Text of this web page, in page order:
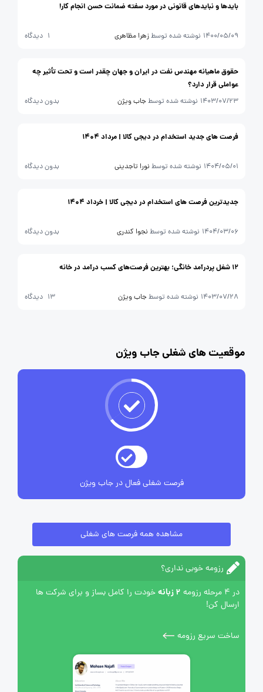
بایدها و نباید‌های قانونی در مورد سفته ضمانت حسن انجام کار!
1400/05/09 نوشته شده توسطزهرا مظاهری 1 دیدگاه
حقوق ماهیانه مهندس نفت در ایران و جهان چقدر است و تحت تأثیر چه
عواملی قرار دارد؟
1403/07/23 نوشته شده توسط جاب ویژن بدون دیدگاه
فرصت های جدید استخدام در دیجی کالا | مرداد 1404
1404/05/01 نوشته شده توسط نورا تاجدینی بدون دیدگاه
جدیدترین فرصت های استخدام در دیجی کالا | خرداد 1404
1404/03/06 نوشته شده توسط نجوا کندری بدون دیدگاه
12 شغل پردرآمد خانگی؛ بهترین فرصت‌های کسب درآمد در خانه
1403/07/28 نوشته شده توسط جاب ویژن 13 دیدگاه
موقعیت های شغلی جاب ویژن
فرصت شغلی فعال در جاب ویژن
مشاهده همه فرصت های شغلی
رزومه خوبی نداری؟
در 4 مرحله رزومه
2 زبانه
خودت را کامل بساز و برای شرکت ها
ارسال کن!
ساخت سریع رزومه